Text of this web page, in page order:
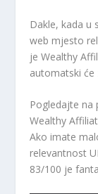
Dakle, kada u
web mjesto
je Wealthy
automatski će
Pogledajte na
Wealthy
Ako imate
relevantnost
83/100 je